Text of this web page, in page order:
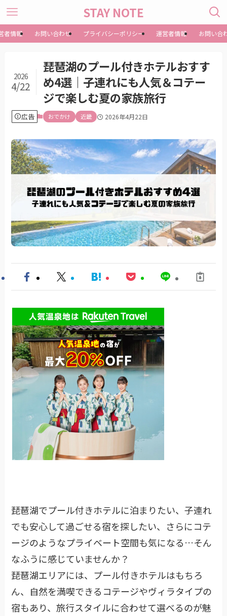
STAY NOTE
者情報 お問い合わせ プライバシーポリシー 運営者情報 お問い合
琵琶湖のプール付きホテルおすす
め4選｜子連れにも人気＆コテー
ジで楽しむ夏の家族旅行
2026
4/22
広告 おでかけ 近畿 2026年4月22日
琵琶湖でプール付きホテルに泊まりたい、子連れ
でも安心して過ごせる宿を探したい、さらにコテ
ージのようなプライベート空間も気になる…そん
なふうに感じていませんか？
琵琶湖エリアには、プール付きホテルはもちろ
ん、自然を満喫できるコテージやヴィラタイプの
宿もあり、旅行スタイルに合わせて選べるのが魅